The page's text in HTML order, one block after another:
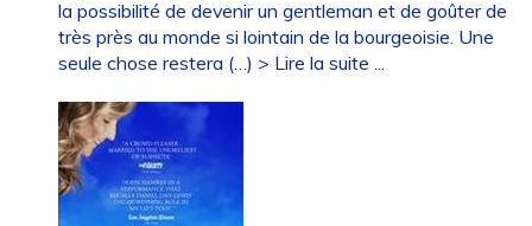
la possibilité de devenir un gentleman et de goûter de
très près au monde si lointain de la bourgeoisie. Une
seule chose restera (…) > Lire la suite ...